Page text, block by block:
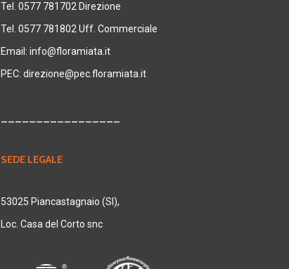
Tel. 0577 781702 Direzione
Tel. 0577 781802 Uff. Commerciale
Email: info@floramiata.it
PEC: direzione@pec.floramiata.it
SEDE LEGALE
53025 Piancastagnaio (SI),
Loc. Casa del Corto snc